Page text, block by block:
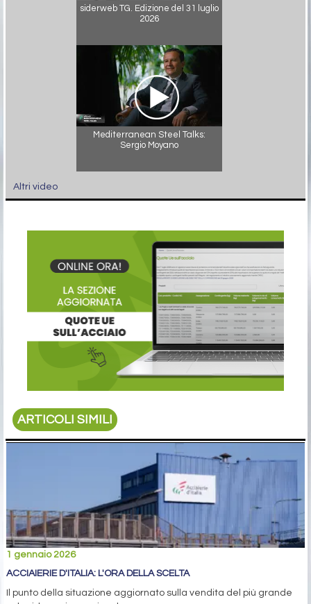
siderweb TG. Edizione del 31 luglio
2026
Mediterranean Steel Talks:
Sergio Moyano
Altri video
ARTICOLI SIMILI
1 gennaio 2026
ACCIAIERIE D'ITALIA: L'ORA DELLA SCELTA
Il punto della situazione aggiornato sulla vendita del più grande